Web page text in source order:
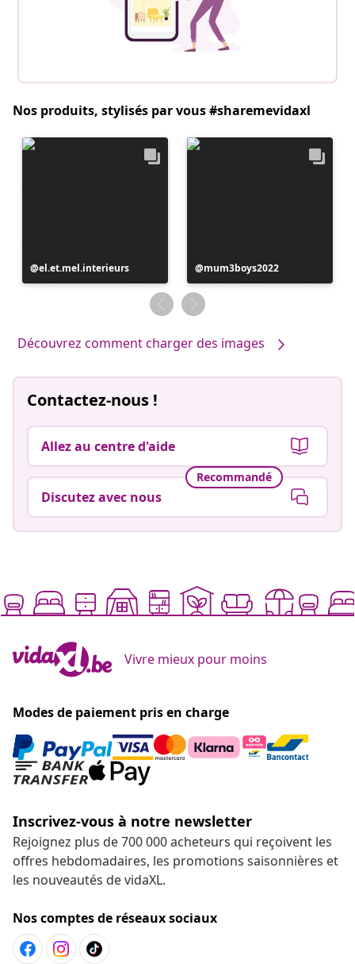
Nos produits, stylisés par vous #sharemevidaxl
Publication
publiée
el.et.mel.interieurs
Publication
publiée
par
mum3boys2022
Découvrez comment charger des images
Contactez-nous !
Allez au centre d'aide
Recommandé
Discutez avec nous
Vivre mieux pour moins
Modes de paiement pris en charge
Inscrivez-vous à notre newsletter
Rejoignez plus de 700 000 acheteurs qui reçoivent les
offres hebdomadaires, les promotions saisonnières et
les nouveautés de vidaXL.
Nos comptes de réseaux sociaux